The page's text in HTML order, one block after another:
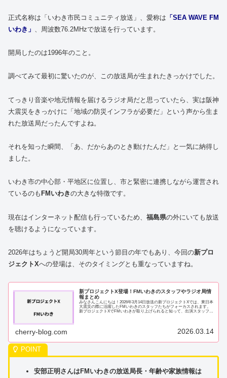
正式名称は「いわき市民コミュニティ放送」、愛称は 「SEA WAVE FM
いわき」
、周波数76.2MHzで放送を行っています。
開局したのは1996年のこと。
調べてみて最初に驚いたのが、この放送局が生まれたきっかけでした。
てっきり音楽や地元情報を届けるラジオ局だと思っていたら、実は阪神
大震災をきっかけに「地域の防災インフラが必要だ」という声から生ま
れた放送局だったんですよね。
それを知った瞬間、「あ、だからあのとき動けたんだ」と一気に納得し
ました。
いわき市の中心部・平地区に位置し、市と緊密に連携しながら運営され
ているのも FMいわきの大きな特徴です。
現在はインターネット配信も行っているため、 福島県の外にいても放送
を聴けるようになっています。
2026年はちょうど開局30周年という節目の年でもあり、今回の新プロ
ジェクトXへの登場は、そのタイミングとも重なっていますね。
新プロジェクトX登場！FMいわきのスタッフやラジオ局情
報まとめ
みなさんこんにちは！2026年3月14日放送の新プロジェクトXでは、東日本
大震災の際に活躍したFMいわきのスタッフたちがフォーカスされます。
新プロジェクトXでFMいわきが取り上げられると知って、出演スタッフや
cherry-blog.com 2026.03.14
安部正明さんはFMいわきの放送局長・年齢や家族情報は